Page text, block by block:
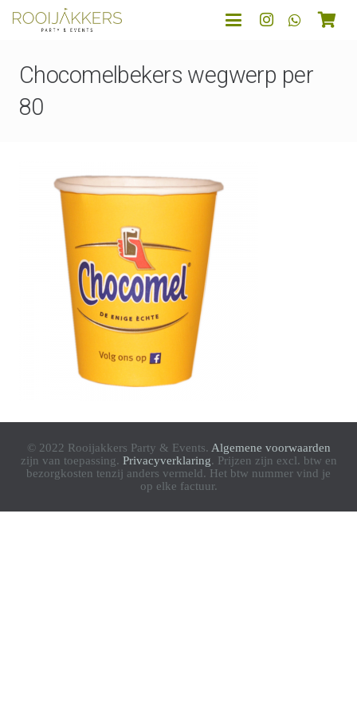
Chocomelbekers wegwerp per
80
© 2022 Rooijakkers Party & Events. Algemene voorwaarden
zijn van toepassing. Privacyverklaring. Prijzen zijn excl. btw en
bezorgkosten tenzij anders vermeld. Het btw nummer vind je
op elke factuur.